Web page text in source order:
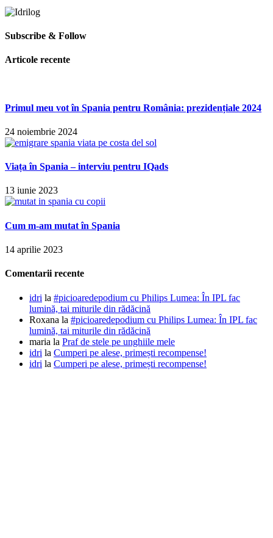
Subscribe & Follow
Articole recente
Primul meu vot în Spania pentru România: prezidențiale 2024
24 noiembrie 2024
Viața în Spania – interviu pentru IQads
13 iunie 2023
Cum m-am mutat în Spania
14 aprilie 2023
Comentarii recente
idri la #picioaredepodium cu Philips Lumea: În IPL fac
lumină, tai miturile din rădăcină
Roxana la #picioaredepodium cu Philips Lumea: În IPL fac
lumină, tai miturile din rădăcină
maria la Praf de stele pe unghiile mele
idri la Cumperi pe alese, primești recompense!
idri la Cumperi pe alese, primești recompense!